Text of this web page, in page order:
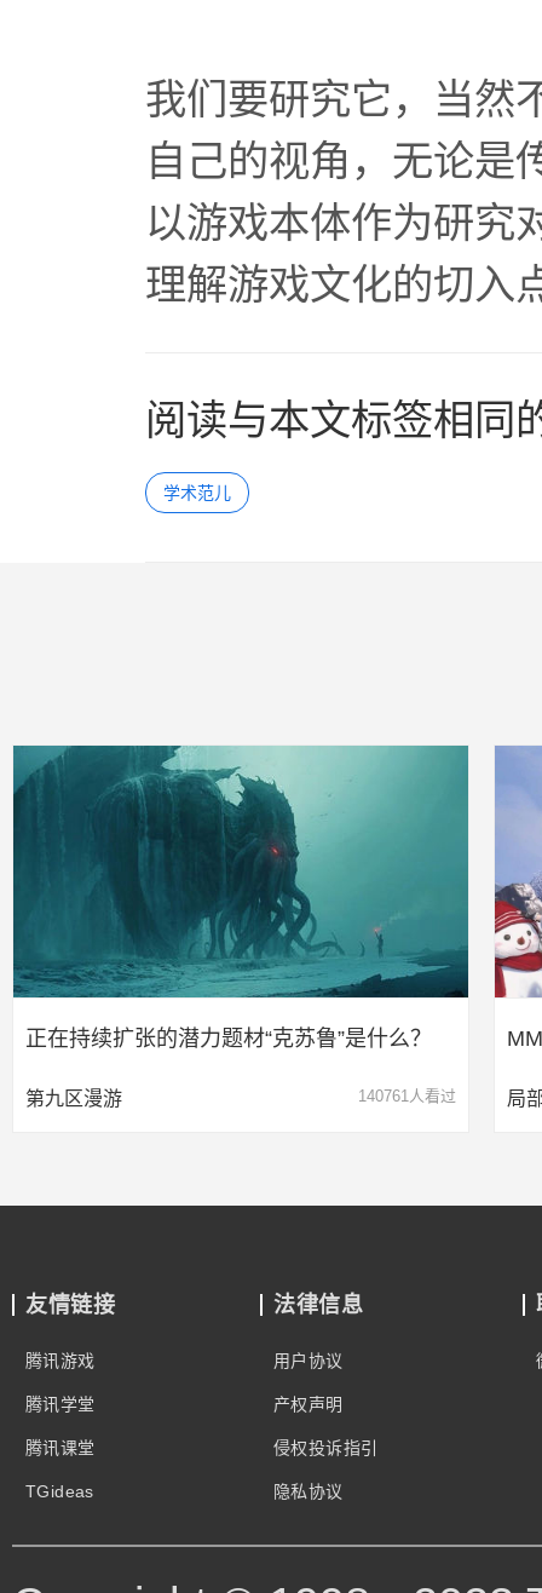
我们要研究它，当然
自己的视角，无论是
以游戏本体作为研究
理解游戏文化的切入
阅读与本文标签相同
学术范儿
正在持续扩张的潜力题材“克苏鲁”是什么？
第九区漫游 140761人看过 局
友情链接
腾讯游戏
腾讯学堂
腾讯课堂
TGideas
法律信息
用户协议
产权声明
侵权投诉指引
隐私协议